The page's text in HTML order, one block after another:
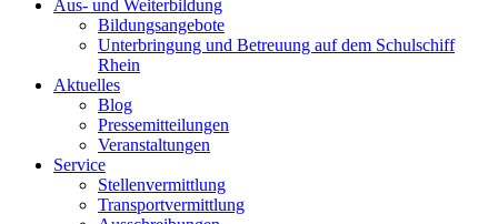
Aus- und Weiterbildung
Bildungsangebote
Unterbringung und Betreuung auf dem Schulschiff
Rhein
Aktuelles
Blog
Pressemitteilungen
Veranstaltungen
Service
Stellenvermittlung
Transportvermittlung